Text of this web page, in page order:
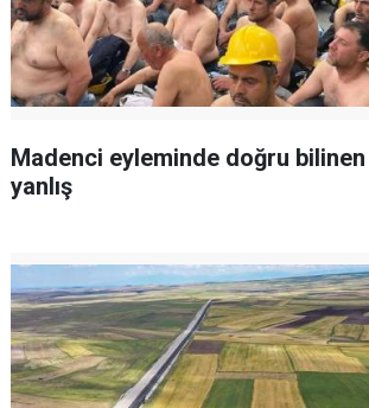
Madenci eyleminde doğru bilinen
yanlış